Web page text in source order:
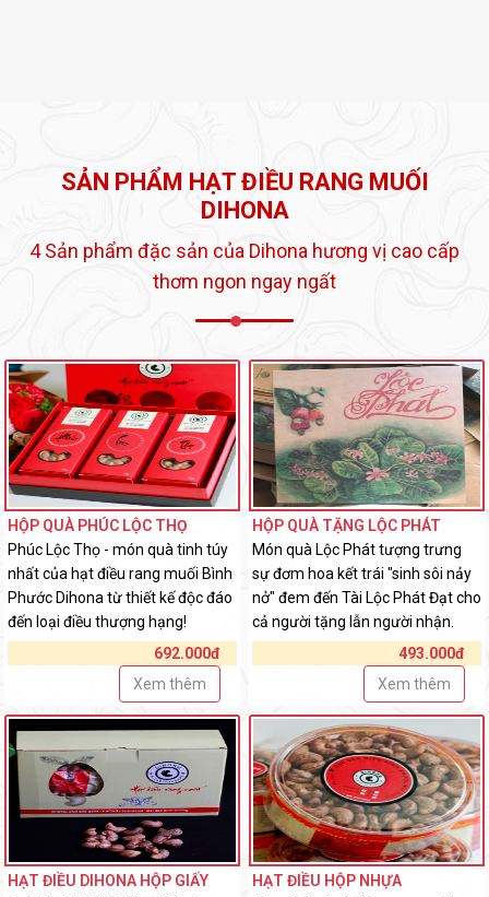
SẢN PHẨM HẠT ĐIỀU RANG MUỐI
DIHONA
4 Sản phẩm đặc sản của Dihona hương vị cao cấp
thơm ngon ngay ngất
HỘP QUÀ PHÚC LỘC THỌ
Phúc Lộc Thọ - món quà tinh túy
nhất của hạt điều rang muối Bình
Phước Dihona từ thiết kế độc đáo
đến loại điều thượng hạng!
692.000đ
Xem thêm
HỘP QUÀ TẶNG LỘC PHÁT
Món quà Lộc Phát tượng trưng
sự đơm hoa kết trái "sinh sôi nảy
nở" đem đến Tài Lộc Phát Đạt cho
cả người tặng lẫn người nhận.
493.000đ
Xem thêm
HẠT ĐIỀU DIHONA HỘP GIẤY
HẠT ĐIỀU HỘP NHỰA